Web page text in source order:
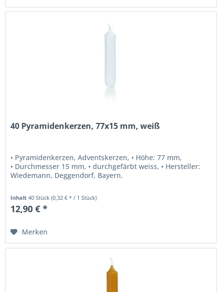
40 Pyramidenkerzen, 77x15 mm, weiß
• Pyramidenkerzen, Adventskerzen, • Höhe: 77 mm,
• Durchmesser 15 mm, • durchgefärbt weiss, • Hersteller:
Wiedemann, Deggendorf, Bayern.
Inhalt40 Stück(0,32 € * / 1 Stück)
12,90 € *
Merken